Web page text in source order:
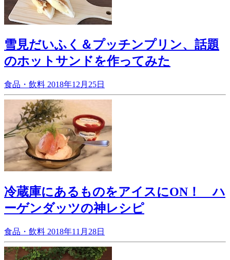
雪見だいふく＆プッチンプリン、話題
のホットサンドを作ってみた
食品・飲料 2018年12月25日
冷蔵庫にあるものをアイスにON！ ハ
ーゲンダッツの神レシピ
食品・飲料 2018年11月28日